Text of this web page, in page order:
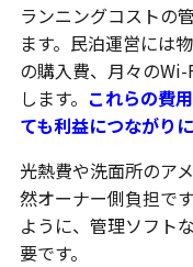
ランニングコストの
ます。民泊運営には
の購入費、月々の
します。 これらの費
ても利益につながり
光熱費や洗面所のア
然オーナー側負担で
ように、管理ソフト
要です。